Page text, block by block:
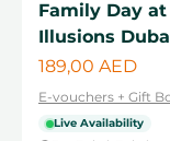
Family Day
Illusions
Цена
189,00 AED
E-vouchers + Gift
Live Availability